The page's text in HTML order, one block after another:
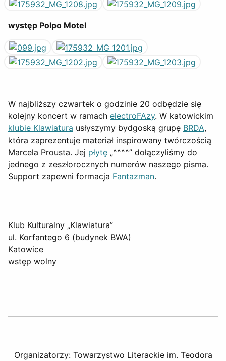
występ Polpo Motel
W najbliższy czwartek o godzinie 20 odbędzie się
kolejny koncert w ramach electroFAzy. W katowickim
klubie Klawiatura usłyszymy bydgoską grupę BRDA,
która zaprezentuje materiał inspirowany twórczością
Marcela Prousta. Jej płytę „^^^^” dołączyliśmy do
jednego z zeszłorocznych numerów naszego pisma.
Support zapewni formacja Fantazman.
Klub Kulturalny „Klawiatura”
ul. Korfantego 6 (budynek BWA)
Katowice
wstęp wolny
Organizatorzy: Towarzystwo Literackie im. Teodora